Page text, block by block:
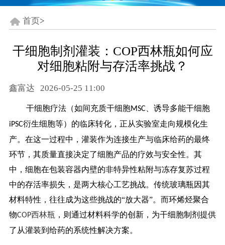
联系我们
CDE查询
首页>
干细胞制剂灌装：COP西林瓶如何应
对细胞粘附与存活率挑战？
鑫富达 2026-05-25 11:00
干细胞疗法（如间充质干细胞MSC 、诱导多能干细胞
iPSC衍生细胞等）的临床转化，正从实验室走向规模化生
产。在这一过程中，灌装作为连接生产与临床给药的最终
环节，其质量直接决定了细胞产品的疗效与安全性。其
中，细胞在包装容器内壁的非特异性粘附与冻存复苏过程
中的存活率损失，是两大核心工艺挑战。传统玻璃瓶因其
材料特性，往往成为这些挑战的“放大器”。而环烯烃聚合
物COP西林瓶 ，则通过材料科学的创新，为干细胞制剂提供
了从灌装到给药的系统性解决方案。